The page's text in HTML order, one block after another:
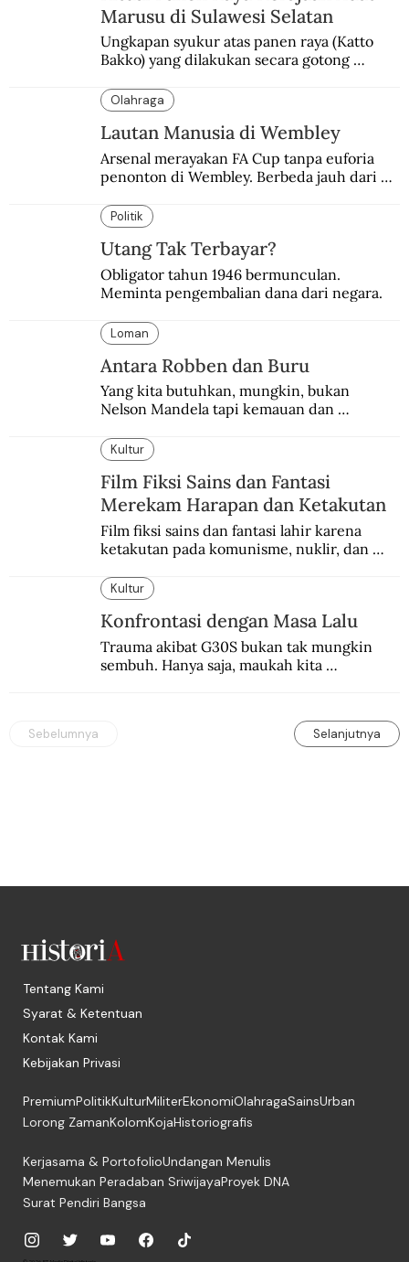
Marusu di Sulawesi Selatan
Ungkapan syukur atas panen raya (Katto
Bakko) yang dilakukan secara gotong
Olahraga
Lautan Manusia di Wembley
Arsenal merayakan FA Cup tanpa euforia
penonton di Wembley. Berbeda jauh dari
silam.
Politik
Utang Tak Terbayar?
Obligator tahun 1946 bermunculan.
Meminta pengembalian dana dari negara.
Loman
Antara Robben dan Buru
Yang kita butuhkan, mungkin, bukan
Nelson Mandela tapi kemauan dan
dengan berbagai cara yang bisa memenuhi
rasa keadilan.
Kultur
Film Fiksi Sains dan Fantasi
Merekam Harapan dan Ketakutan
Film fiksi sains dan fantasi lahir karena
ketakutan pada komunisme, nuklir, dan
Kultur
Konfrontasi dengan Masa Lalu
Trauma akibat G30S bukan tak mungkin
sembuh. Hanya saja, maukah kita
Sebelumnya Selanjutnya
Tentang Kami
Syarat & Ketentuan
Kontak Kami
Kebijakan Privasi
PremiumPolitikKulturMiliterEkonomiOlahragaSainsUrban
Lorong ZamanKolomKojaHistoriografis
Kerjasama & PortofolioUndangan Menulis
Menemukan Peradaban SriwijayaProyek DNA
Surat Pendiri Bangsa